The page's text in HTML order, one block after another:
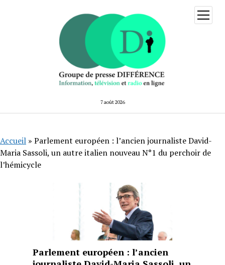
7 août 2026
ouvrir
menu
Accueil » Parlement européen : l’ancien journaliste David-
Maria Sassoli, un autre italien nouveau N°1 du perchoir de
l’hémicycle
Parlement européen : l’ancien